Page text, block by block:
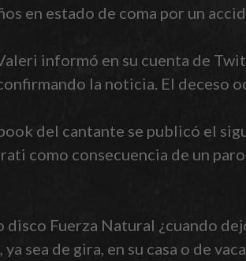
en estado de coma por un
informó en su cuenta de
la noticia. El deceso
del cantante se publicó el
como consecuencia de un
disco Fuerza Natural ¿cuando
ya sea de gira, en su casa o de